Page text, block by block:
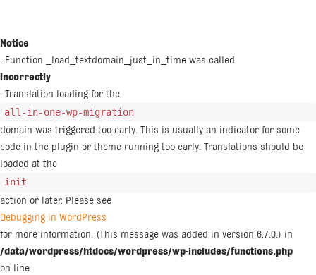
Notice
: Function _load_textdomain_just_in_time was called
incorrectly
. Translation loading for the
all-in-one-wp-migration
domain was triggered too early. This is usually an indicator for some
code in the plugin or theme running too early. Translations should be
loaded at the
init
action or later. Please see
Debugging in WordPress
for more information. (This message was added in version 6.7.0.) in
/data/wordpress/htdocs/wordpress/wp-includes/functions.php
on line